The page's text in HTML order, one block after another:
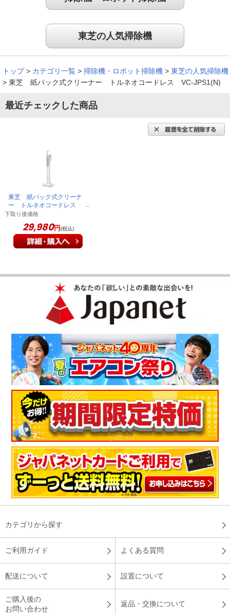
除できるし、吸引力も良いです。
（兵庫県60代
吸引も良く、軽いためストレスがない！
コンパクトで吸引も良く、何より軽いのでストレスがないで
（広島県40代Y.M様）
軽いから、階段の掃除がラクになった！
コ－ドレスで軽い点に惹かれて購入を決めました。７０歳を超
え、階段を掃除機を抱えて登るのが大変でしたが、お陰様で、
大変楽になりました。
吸引力の強さと自走式に惹かれて購入しました。軽くて使いや
すくて、ペットの毛が絡みつかないし、本当に買って良かった
です。
（岐阜県60代M.K様 ）
「お客様の声」は実際にご購入されたお客様からのご意見を掲載しておりま
す。
商品により、同一シリーズをご購入された方の声を含みます。
東芝の人気掃除機
トップ > カテゴリ一覧 > 掃除機・ロボット掃除機 > 東芝の人気掃除機
> 東芝 紙パック式クリーナー トルネオコードレス VC-JPS1(N)
最近チェックした商品
東芝 紙パック式クリーナ
ー トルネオコードレス
VC-JPS1(N)
下取り後価格
29,980円(税込)
カテゴリから探す
ご利用ガイド よくある質問
配送について 設置について
ご購入後の
お問い合わせ
返品・交換について